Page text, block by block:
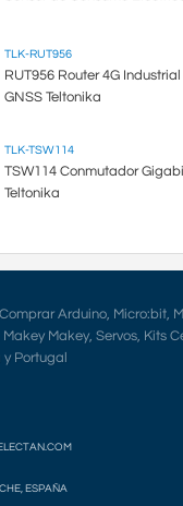
TLK-RUT956
RUT956 Router 4G
GNSS Teltonika
TLK-TSW114
TSW114 Conmutador
Teltonika
Arduino, Micro:bit,
Makey Makey, Servos, Kits
Portugal
ESPAÑA